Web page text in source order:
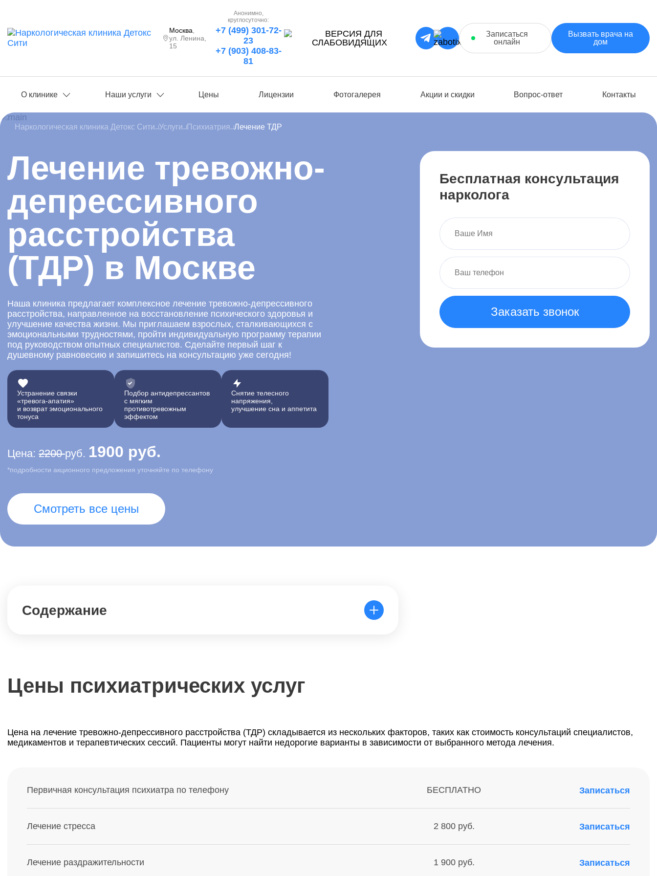
Москва
ул. Ленина,
15
Анонимно,
круглосуточно:
+7 (499) 301-72-
23
+7 (903) 408-83-
81
Записаться
онлайн
Вызвать врача на
дом
О клинике Наши услуги Цены Лицензии Фотогалерея Акции и скидки Вопрос-ответ Контакты
Наркологическая клиника Детокс Сити Услуги Психиатрия Лечение ТДР
Лечение тревожно-
депрессивного
расстройства
(ТДР) в Москве
Наша клиника предлагает комплексное лечение тревожно-депрессивного
расстройства, направленное на восстановление психического здоровья и
улучшение качества жизни. Мы приглашаем взрослых, сталкивающихся с
эмоциональными трудностями, пройти индивидуальную программу терапии
под руководством опытных специалистов. Сделайте первый шаг к
душевному равновесию и запишитесь на консультацию уже сегодня!
Устранение связки
«тревога-апатия»
и возврат эмоционального
тонуса
Подбор антидепрессантов
с мягким
противотревожным
эффектом
Снятие телесного
напряжения,
улучшение сна и аппетита
Цена: 2200руб. 1900 руб.
*подробности акционного предложения уточняйте по телефону
Смотреть все цены
Бесплатная консультация
нарколога
Заказать звонок
Содержание
Цены психиатрических услуг
Цена на лечение тревожно-депрессивного расстройства (ТДР) складывается из нескольких факторов, таких как стоимость консультаций специалистов,
медикаментов и терапевтических сессий. Пациенты могут найти недорогие варианты в зависимости от выбранного метода лечения.
Первичная консультация психиатра по телефону БЕСПЛАТНО Записаться
Лечение стресса 2 800 руб. Записаться
Лечение раздражительности 1 900 руб. Записаться